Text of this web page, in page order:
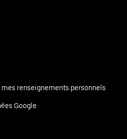
mes renseignements personnels
Google